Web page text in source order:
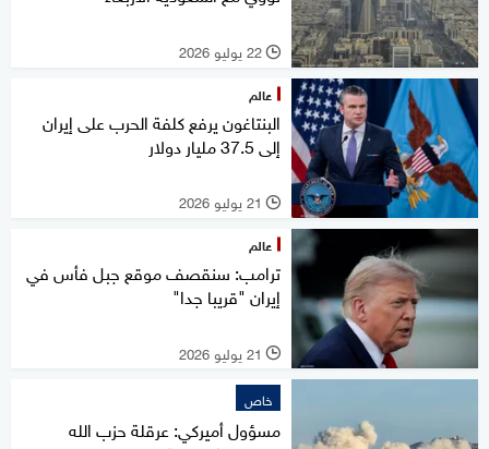
l 22 يوليو 2026
عالم
البنتاغون يرفع كلفة الحرب على إيران
إلى 37.5 مليار دولار
l 21 يوليو 2026
عالم
ترامب: سنقصف موقع جبل فأس في
إيران "قريبا جدا"
l 21 يوليو 2026
خاص
مسؤول أميركي: عرقلة حزب الله